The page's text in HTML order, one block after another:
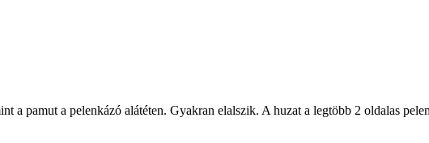
a pamut a pelenkázó alátéten. Gyakran elalszik. A huzat a legtöbb 2 oldalas